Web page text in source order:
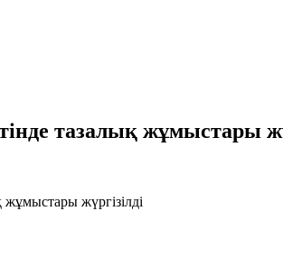
тазалық жұмыстары
жүргізілді